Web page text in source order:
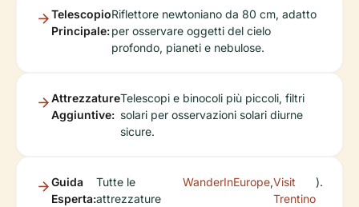
Telescopio
Principale:
Riflettore newtoniano da 80 cm, adatto
per osservare oggetti del cielo
profondo, pianeti e nebulose.
Attrezzature
Aggiuntive:
Telescopi e binocoli più piccoli, filtri
solari per osservazioni solari diurne
sicure.
Guida
Esperta:
Tutte le
attrezzature
WanderInEurope,Visit
Trentino
).